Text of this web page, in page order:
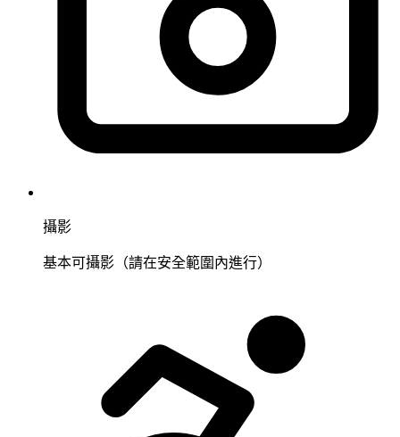
攝影
基本可攝影（請在安全範圍內進行）